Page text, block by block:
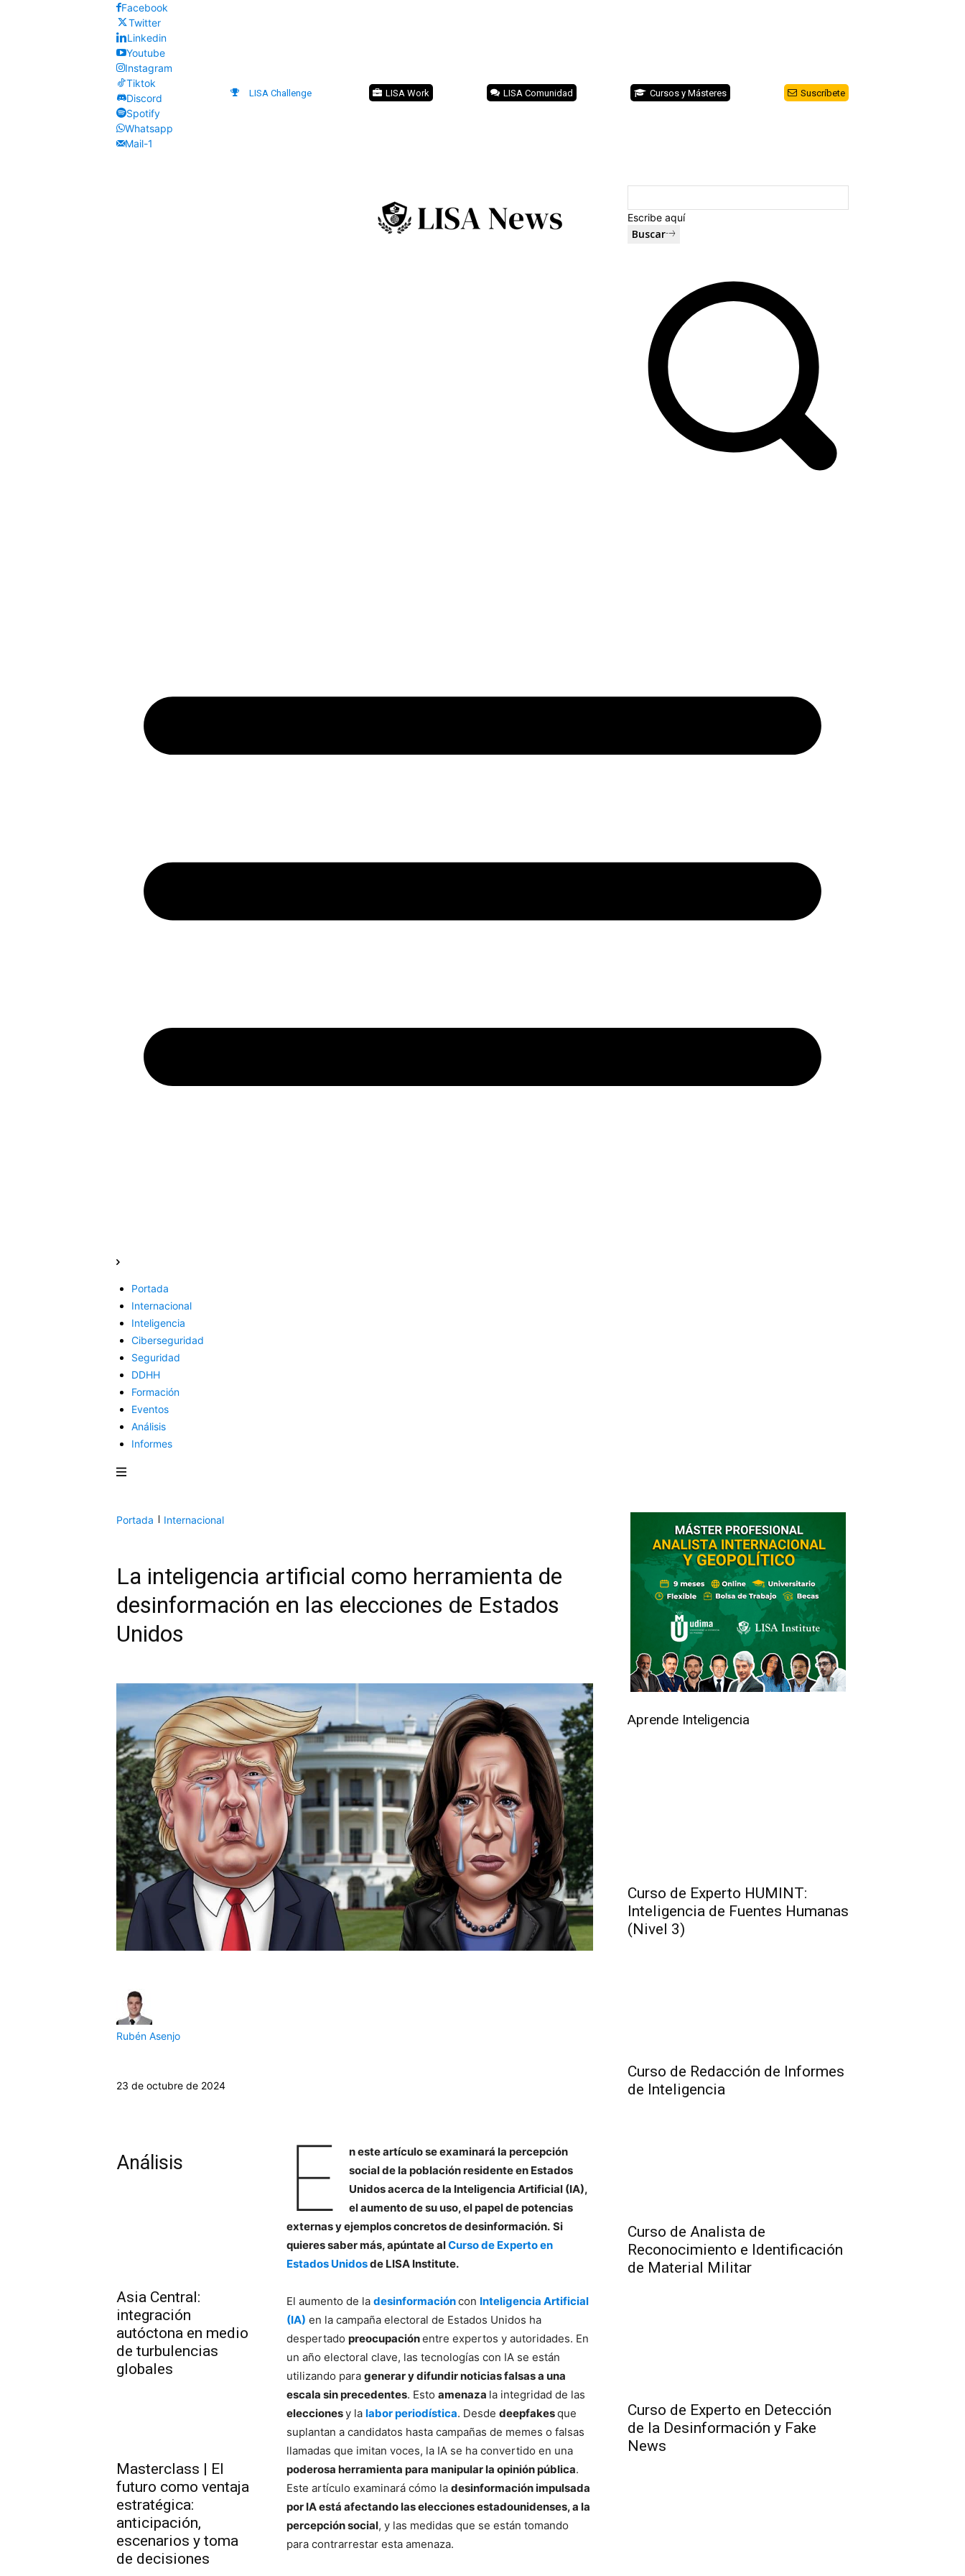
Suscríbete
Cursos y Másteres
LISA Comunidad
LISA Work
LISA Challenge
Facebook
Twitter
Linkedin
Youtube
Instagram
Tiktok
Discord
Spotify
Whatsapp
Mail-1
Escribe aquí
Buscar
Portada
Internacional
Inteligencia
Ciberseguridad
Seguridad
DDHH
Formación
Eventos
Análisis
Informes
Portada Internacional
La inteligencia artificial como herramienta de
desinformación en las elecciones de Estados
Unidos
Rubén Asenjo
23 de octubre de 2024
Análisis
Asia Central:
integración
autóctona en medio
de turbulencias
globales
Masterclass | El
futuro como ventaja
estratégica:
anticipación,
escenarios y toma
de decisiones
E
n este artículo se examinará la percepción
social de la población residente en Estados
Unidos acerca de la Inteligencia Artificial (IA),
el aumento de su uso, el papel de potencias
externas y ejemplos concretos de desinformación. Si
quieres saber más, apúntate alCurso de Experto en
Estados Unidosde LISA Institute.
El aumento de ladesinformacióncon Inteligencia Artificial
(IA) en la campaña electoral de Estados Unidos ha
despertadopreocupaciónentre expertos y autoridades. En
un año electoral clave, las tecnologías con IA se están
utilizando paragenerar y difundir noticias falsas a una
escala sin precedentes. Estoamenaza la integridad de las
eleccionesy lalabor periodística. Desdedeepfakesque
suplantan a candidatos hasta campañas de memes o falsas
llamadas que imitan voces, la IA se ha convertido en una
poderosa herramienta para manipular la opinión pública.
Este artículo examinará cómo ladesinformación impulsada
por IA está afectando las elecciones estadounidenses, a la
percepción social, y las medidas que se están tomando
para contrarrestar esta amenaza.
Aprende Inteligencia
Curso de Experto HUMINT:
Inteligencia de Fuentes Humanas
(Nivel 3)
Curso de Redacción de Informes
de Inteligencia
Curso de Analista de
Reconocimiento e Identificación
de Material Militar
Curso de Experto en Detección
de la Desinformación y Fake
News